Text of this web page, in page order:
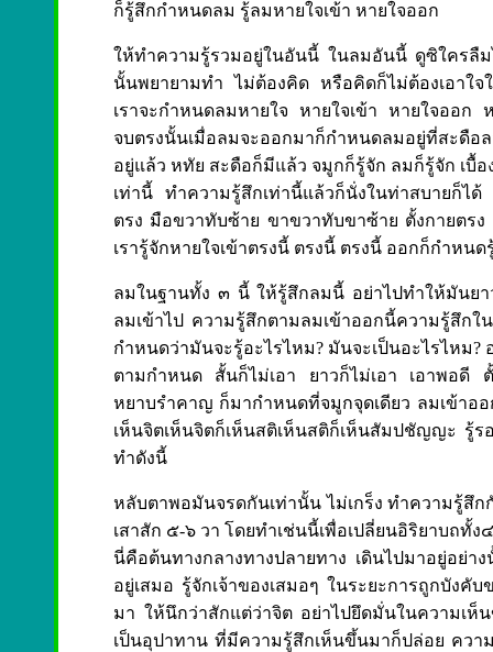
ก็รู้สึกกำหนดลม รู้ลมหายใจเข้า หายใจออก
ให้ทำความรู้รวมอยู่ในอันนี้ ในลมอันนี้ ดูซิใครลืม
นั้นพยายามทำ ไม่ต้องคิด หรือคิดก็ไม่ต้องเอาใจ
เราจะกำหนดลมหายใจ หายใจเข้า หายใจออก
จบตรงนั้นเมื่อลมจะออกมาก็กำหนดลมอยู่ที่สะดื
อยู่แล้ว หทัย สะดือก็มีแล้ว จมูกก็รู้จัก ลมก็รู้จัก เบื้
เท่านี้ ทำความรู้สึกเท่านี้แล้วก็นั่งในท่าสบายก็ไ
ตรง มือขวาทับซ้าย ขาขวาทับขาซ้าย ตั้งกายตร
เรารู้จักหายใจเข้าตรงนี้ ตรงนี้ ตรงนี้ ออกก็กำหนด
ลมในฐานทั้ง ๓ นี้ ให้รู้สึกลมนี้ อย่าไปทำให้มันยา
ลมเข้าไป ความรู้สึกตามลมเข้าออกนี้ความรู้สึกใ
กำหนดว่ามันจะรู้อะไรไหม? มันจะเป็นอะไรไหม
ตามกำหนด สั้นก็ไม่เอา ยาวก็ไม่เอา เอาพอดี
หยาบรำคาญ ก็มากำหนดที่จมูกจุดเดียว ลมเข้า
เห็นจิตเห็นจิตก็เห็นสติเห็นสติก็เห็นสัมปชัญญะ รู้ร
ทำดังนี้
หลับตาพอมันจรดกันเท่านั้น ไม่เกร็ง ทำความรู้สึก
เสาสัก ๕-๖ วา โดยทำเช่นนี้เพื่อเปลี่ยนอิริยาบถทั้
นี่คือต้นทางกลางทางปลายทาง เดินไปมาอยู่อย่
อยู่เสมอ รู้จักเจ้าของเสมอๆ ในระยะการถูกบังคั
มา ให้นึกว่าสักแต่ว่าจิต อย่าไปยึดมั่นในความเห็
เป็นอุปาทาน ที่มีความรู้สึกเห็นขึ้นมาก็ปล่อย ควา